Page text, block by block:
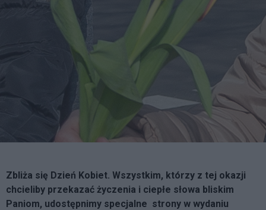
Zbliża się Dzień Kobiet. Wszystkim, którzy z tej okazji
chcieliby przekazać życzenia i ciepłe słowa bliskim
Paniom, udostępnimy specjalne strony w wydaniu